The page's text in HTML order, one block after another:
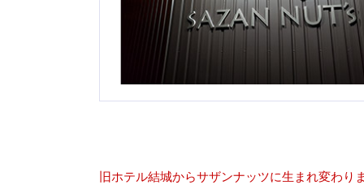
旧ホテル結城からサザンナッツに生まれ変わりま